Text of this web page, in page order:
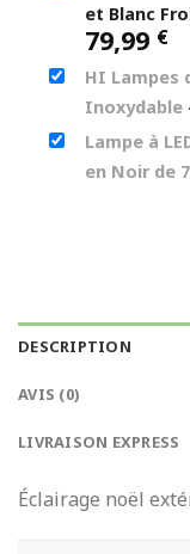
et Blanc
79,99 €Le
HI Lampes
Inoxydable
Lampe à
en Noir de
DESCRIPTION
AVIS (0)
LIVRAISON EXPRESS
Éclairage noël